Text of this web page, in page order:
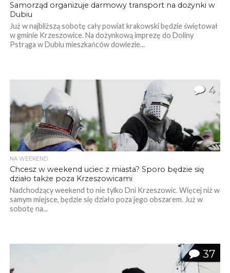
Samorząd organizuje darmowy transport na dożynki w
Dubiu
Już w najbliższą sobotę cały powiat krakowski będzie świętował
w gminie Krzeszowice. Na dożynkową imprezę do Doliny
Pstrąga w Dubiu mieszkańców dowiezie...
4
NA WEEKEND
Chcesz w weekend uciec z miasta? Sporo będzie się
działo także poza Krzeszowicami
Nadchodzący weekend to nie tylko Dni Krzeszowic. Więcej niż w
samym miejsce, będzie się działo poza jego obszarem. Już w
sobotę na...
37